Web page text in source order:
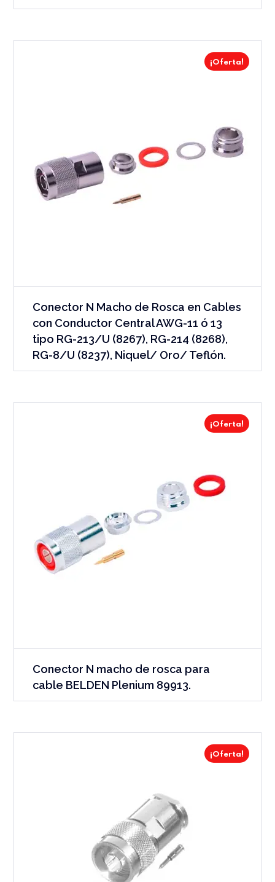
¡Oferta!
Conector N Macho de Rosca en Cables
con Conductor Central AWG-11 ó 13
tipo RG-213/U (8267), RG-214 (8268),
RG-8/U (8237), Niquel/ Oro/ Teflón.
¡Oferta!
Conector N macho de rosca para
cable BELDEN Plenium 89913.
¡Oferta!